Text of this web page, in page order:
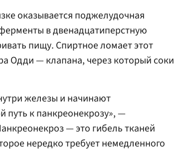
оказывается поджелудочная
в двенадцатиперстную
пищу. Спиртное ломает этот
Одди — клапана, через который соки
железы и начинают
путь к панкреонекрозу», —
— это гибель тканей
нередко требует немедленного